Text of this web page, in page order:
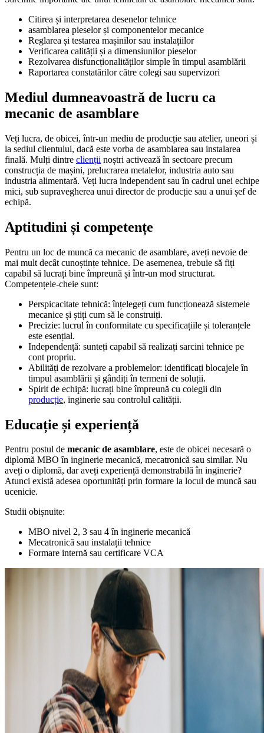
Citirea și interpretarea desenelor tehnice
asamblarea pieselor și componentelor mecanice
Reglarea și testarea mașinilor sau instalațiilor
Verificarea calității și a dimensiunilor pieselor
Rezolvarea disfuncționalităților simple în timpul asamblării
Raportarea constatărilor către colegi sau supervizori
Mediul dumneavoastră de lucru ca
mecanic de asamblare
Veți lucra, de obicei, într-un mediu de producție sau atelier, uneori și
la sediul clientului, dacă este vorba de asamblarea sau instalarea
finală. Mulți dintre clienții noștri activează în sectoare precum
construcția de mașini, prelucrarea metalelor, industria auto sau
industria alimentară. Veți lucra independent sau în cadrul unei echipe
mici, sub supravegherea unui director de producție sau a unui șef de
echipă.
Aptitudini și competențe
Pentru un loc de muncă ca mecanic de asamblare, aveți nevoie de
mai mult decât cunoștințe tehnice. De asemenea, trebuie să fiți
capabil să lucrați bine împreună și într-un mod structurat.
Competențele-cheie sunt:
Perspicacitate tehnică: înțelegeți cum funcționează sistemele
mecanice și știți cum să le construiți.
Precizie: lucrul în conformitate cu specificațiile și toleranțele
este esențial.
Independență: sunteți capabil să realizați sarcini tehnice pe
cont propriu.
Abilități de rezolvare a problemelor: identificați blocajele în
timpul asamblării și gândiți în termeni de soluții.
Spirit de echipă: lucrați bine împreună cu colegii din
producție, inginerie sau controlul calității.
Educație și experiență
Pentru postul de mecanic de asamblare, este de obicei necesară o
diplomă MBO în inginerie mecanică, mecatronică sau similar. Nu
aveți o diplomă, dar aveți experiență demonstrabilă în inginerie?
Atunci există adesea oportunități prin formare la locul de muncă sau
ucenicie.
Studii obișnuite:
MBO nivel 2, 3 sau 4 în inginerie mecanică
Mecatronică sau instalații tehnice
Formare internă sau certificare VCA